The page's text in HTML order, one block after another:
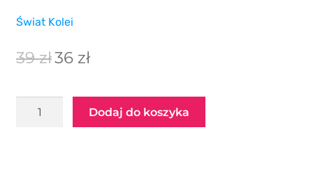
Książki
PIKO / ROCO
Świat Kolei
39zł Pierwotna
36 złAktualna
Świat
Dodaj do koszyka